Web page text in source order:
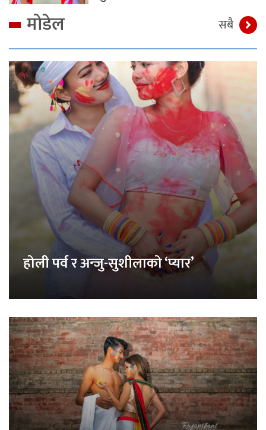
मोडेल सबै
होली पर्व र अन्जु-सुशीलाको ‘प्यार’